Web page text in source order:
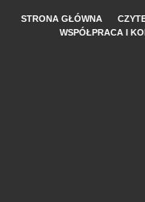
STRONA GŁÓWNA
WSPÓŁPRACA I